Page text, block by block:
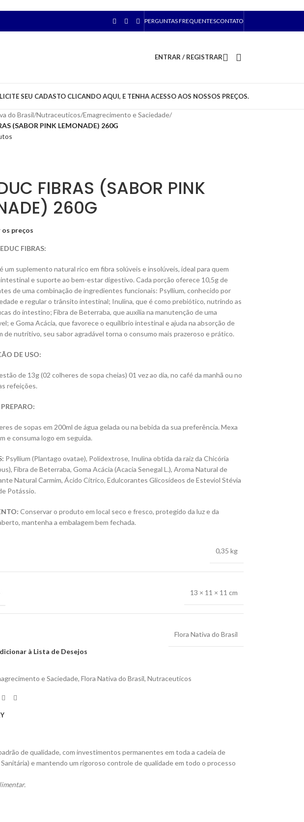
PERGUNTAS FREQUENTESCONTATO
ENTRAR / REGISTRAR
SEU CADASTO CLICANDO AQUI, E TENHA ACESSO AOS NOSSOS PREÇOS.
do Brasil/Nutraceuticos/Emagrecimento e Saciedade/
(SABOR PINK LEMONADE) 260G
FIBRAS (SABOR PINK
260G
preços
FIBRAS:
um suplemento natural rico em fibra solúveis e insolúveis, ideal para quem
e suporte ao bem-estar digestivo. Cada porção oferece 10,5g de
de uma combinação de ingredientes funcionais: Psyllium, conhecido por
e regular o trânsito intestinal; Inulina, que é como prebiótico, nutrindo as
do intestino; Fibra de Beterraba, que auxilia na manutenção de uma
e Goma Acácia, que favorece o equilíbrio intestinal e ajuda na absorção de
de nutritivo, seu sabor agradável torna o consumo mais prazeroso e prático.
DE USO:
de 13g (02 colheres de sopa cheias) 01 vez ao dia, no café da manhã ou no
refeições.
de sopas em 200ml de água gelada ou na bebida da sua preferência. Mexa
e consuma logo em seguida.
Psyllium (Plantago ovatae), Polidextrose, Inulina obtida da raiz da Chicória
Fibra de Beterraba, Goma Acácia (Acacia Senegal L.), Aroma Natural de
Natural Carmim, Ácido Cítrico, Edulcorantes Glicosídeos de Esteviol Stévia
Potássio.
Conservar o produto em local seco e fresco, protegido da luz e da
mantenha a embalagem bem fechada.
0,35 kg
13 × 11 × 11 cm
Flora Nativa do Brasil
à Lista de Desejos
e Saciedade, Flora Nativa do Brasil, Nutraceuticos
de qualidade, com investimentos permanentes em toda a cadeia de
e mantendo um rigoroso controle de qualidade em todo o processo